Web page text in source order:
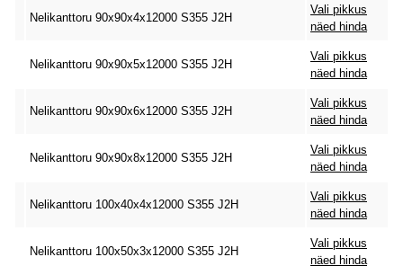
Nelikanttoru 90x90x4x12000 S355 J2H
Vali pikkus
näed hinda
Nelikanttoru 90x90x5x12000 S355 J2H
Vali pikkus
näed hinda
Nelikanttoru 90x90x6x12000 S355 J2H
Vali pikkus
näed hinda
Nelikanttoru 90x90x8x12000 S355 J2H
Vali pikkus
näed hinda
Nelikanttoru 100x40x4x12000 S355 J2H
Vali pikkus
näed hinda
Nelikanttoru 100x50x3x12000 S355 J2H
Vali pikkus
näed hinda